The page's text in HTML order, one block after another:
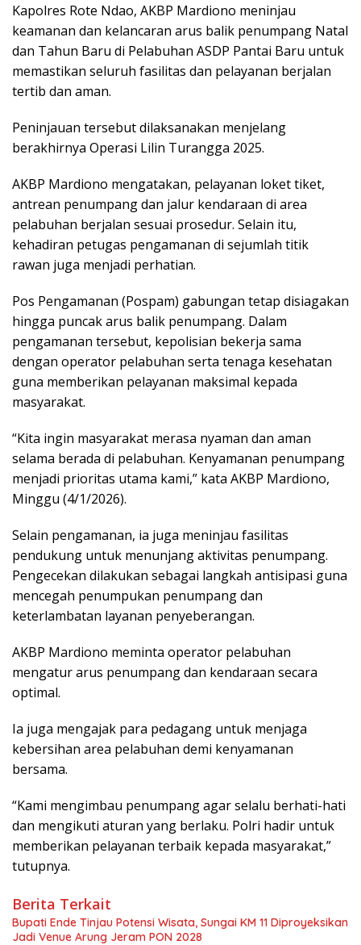
Kapolres Rote Ndao, AKBP Mardiono meninjau
keamanan dan kelancaran arus balik penumpang Natal
dan Tahun Baru di Pelabuhan ASDP Pantai Baru untuk
memastikan seluruh fasilitas dan pelayanan berjalan
tertib dan aman.
Peninjauan tersebut dilaksanakan menjelang
berakhirnya Operasi Lilin Turangga 2025.
AKBP Mardiono mengatakan, pelayanan loket tiket,
antrean penumpang dan jalur kendaraan di area
pelabuhan berjalan sesuai prosedur. Selain itu,
kehadiran petugas pengamanan di sejumlah titik
rawan juga menjadi perhatian.
Pos Pengamanan (Pospam) gabungan tetap disiagakan
hingga puncak arus balik penumpang. Dalam
pengamanan tersebut, kepolisian bekerja sama
dengan operator pelabuhan serta tenaga kesehatan
guna memberikan pelayanan maksimal kepada
masyarakat.
“Kita ingin masyarakat merasa nyaman dan aman
selama berada di pelabuhan. Kenyamanan penumpang
menjadi prioritas utama kami,” kata AKBP Mardiono,
Minggu (4/1/2026).
Selain pengamanan, ia juga meninjau fasilitas
pendukung untuk menunjang aktivitas penumpang.
Pengecekan dilakukan sebagai langkah antisipasi guna
mencegah penumpukan penumpang dan
keterlambatan layanan penyeberangan.
AKBP Mardiono meminta operator pelabuhan
mengatur arus penumpang dan kendaraan secara
optimal.
Ia juga mengajak para pedagang untuk menjaga
kebersihan area pelabuhan demi kenyamanan
bersama.
“Kami mengimbau penumpang agar selalu berhati-hati
dan mengikuti aturan yang berlaku. Polri hadir untuk
memberikan pelayanan terbaik kepada masyarakat,”
tutupnya.
Berita Terkait
Bupati Ende Tinjau Potensi Wisata, Sungai KM 11 Diproyeksikan
Jadi Venue Arung Jeram PON 2028